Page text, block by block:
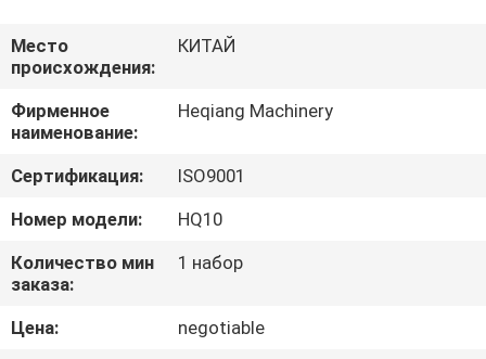
ПУТЕШЕСТВИЕ
ФАБРИКИ
ПРОВЕРКА
КАЧЕСТВА
СВЯЖИТЕСЬ
МЫ
Место
происхождения:
КИТАЙ
Фирменное
наименование:
Heqiang Machinery
Сертификация:
ISO9001
Номер модели:
HQ10
Количество мин
заказа:
1 набор
Цена:
negotiable